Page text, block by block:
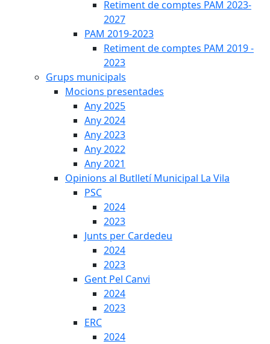
Retiment de comptes PAM 2023-
2027
PAM 2019-2023
Retiment de comptes PAM 2019 -
2023
Grups municipals
Mocions presentades
Any 2025
Any 2024
Any 2023
Any 2022
Any 2021
Opinions al Butlletí Municipal La Vila
PSC
2024
2023
Junts per Cardedeu
2024
2023
Gent Pel Canvi
2024
2023
ERC
2024